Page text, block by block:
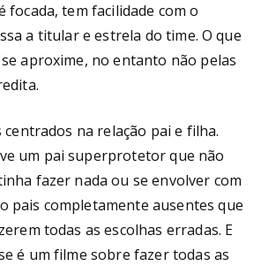
focada, tem facilidade com o
a titular e estrela do time. O que
aproxime, no entanto não pelas
centrados na relação pai e filha.
um pai superprotetor que não
fazer nada ou se envolver com
pais completamente ausentes que
todas as escolhas erradas. E
é um filme sobre fazer todas as